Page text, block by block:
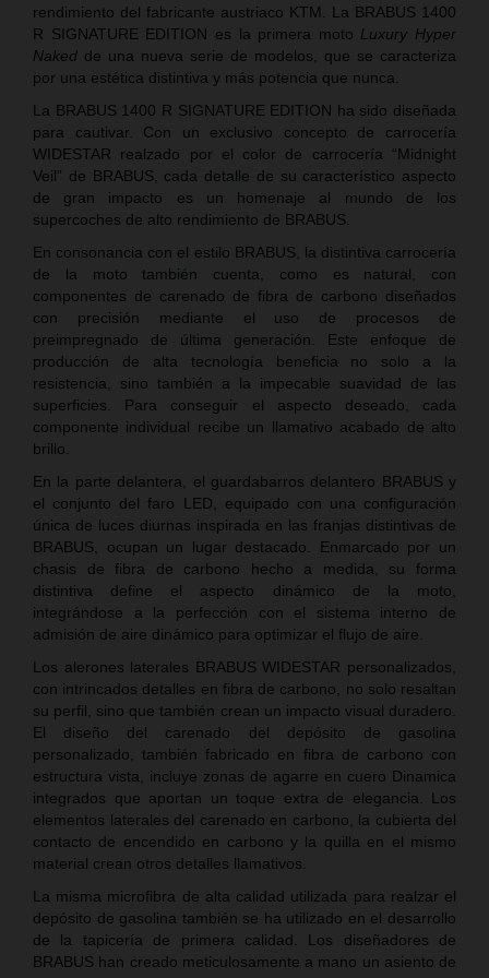
rendimiento del fabricante austriaco KTM. La BRABUS 1400
R SIGNATURE EDITION es la primera moto Luxury Hyper
Naked de una nueva serie de modelos, que se caracteriza
por una estética distintiva y más potencia que nunca.
La BRABUS 1400 R SIGNATURE EDITION ha sido diseñada
para cautivar. Con un exclusivo concepto de carrocería
WIDESTAR realzado por el color de carrocería “Midnight
Veil” de BRABUS, cada detalle de su característico aspecto
de gran impacto es un homenaje al mundo de los
supercoches de alto rendimiento de BRABUS.
En consonancia con el estilo BRABUS, la distintiva carrocería
de la moto también cuenta, como es natural, con
componentes de carenado de fibra de carbono diseñados
con precisión mediante el uso de procesos de
preimpregnado de última generación. Este enfoque de
producción de alta tecnología beneficia no solo a la
resistencia, sino también a la impecable suavidad de las
superficies. Para conseguir el aspecto deseado, cada
componente individual recibe un llamativo acabado de alto
brillo.
En la parte delantera, el guardabarros delantero BRABUS y
el conjunto del faro LED, equipado con una configuración
única de luces diurnas inspirada en las franjas distintivas de
BRABUS, ocupan un lugar destacado. Enmarcado por un
chasis de fibra de carbono hecho a medida, su forma
distintiva define el aspecto dinámico de la moto,
integrándose a la perfección con el sistema interno de
admisión de aire dinámico para optimizar el flujo de aire.
Los alerones laterales BRABUS WIDESTAR personalizados,
con intrincados detalles en fibra de carbono, no solo resaltan
su perfil, sino que también crean un impacto visual duradero.
El diseño del carenado del depósito de gasolina
personalizado, también fabricado en fibra de carbono con
estructura vista, incluye zonas de agarre en cuero Dinamica
integrados que aportan un toque extra de elegancia. Los
elementos laterales del carenado en carbono, la cubierta del
contacto de encendido en carbono y la quilla en el mismo
material crean otros detalles llamativos.
La misma microfibra de alta calidad utilizada para realzar el
depósito de gasolina también se ha utilizado en el desarrollo
de la tapicería de primera calidad. Los diseñadores de
BRABUS han creado meticulosamente a mano un asiento de